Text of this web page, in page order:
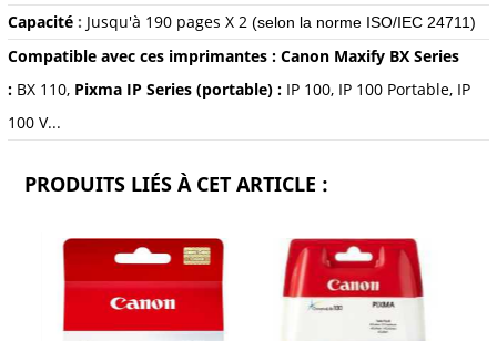
Capacité: Jusqu'à 190 pages X 2 (selon la norme ISO/IEC 24711)
Compatible avec ces imprimantes : Canon Maxify BX Series
:BX 110, Pixma IP Series (portable) :IP 100, IP 100 Portable, IP
100 V...
PRODUITS LIÉS À CET ARTICLE :